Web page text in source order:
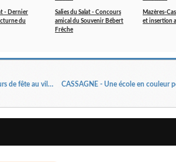
- Dernier
du
Salies du Salat - Concours
amical du Souvenir Bébert
Frêche
Mazères-
et insertion
MONTGAILLARD-DE-SALIES - Trois jours de fête au village